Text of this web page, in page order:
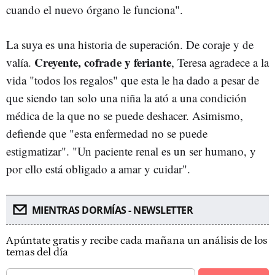
cuando el nuevo órgano le funciona".
La suya es una historia de superación. De coraje y de
valía. Creyente, cofrade y feriante, Teresa agradece a la
vida "todos los regalos" que esta le ha dado a pesar de
que siendo tan solo una niña la ató a una condición
médica de la que no se puede deshacer. Asimismo,
defiende que "esta enfermedad no se puede
estigmatizar". "Un paciente renal es un ser humano, y
por ello está obligado a amar y cuidar".
MIENTRAS DORMÍAS - NEWSLETTER
Apúntate gratis y recibe cada mañana un análisis de los
temas del día